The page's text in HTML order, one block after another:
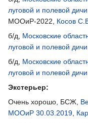
луговой и полевой
МООиР-2022, Косов
б/д, Московские
луговой и полевой
б/д, Московские
луговой и полевой
Экстерьер:
Очень хорошо, БСЖ,
МООиР 30.03.2019